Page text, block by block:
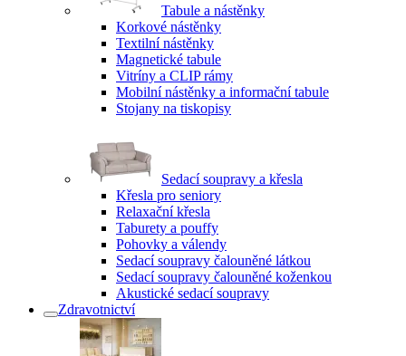
Tabule a nástěnky
Korkové nástěnky
Textilní nástěnky
Magnetické tabule
Vitríny a CLIP rámy
Mobilní nástěnky a informační tabule
Stojany na tiskopisy
Sedací soupravy a křesla
Křesla pro seniory
Relaxační křesla
Taburety a pouffy
Pohovky a válendy
Sedací soupravy čalouněné látkou
Sedací soupravy čalouněné koženkou
Akustické sedací soupravy
Zdravotnictví